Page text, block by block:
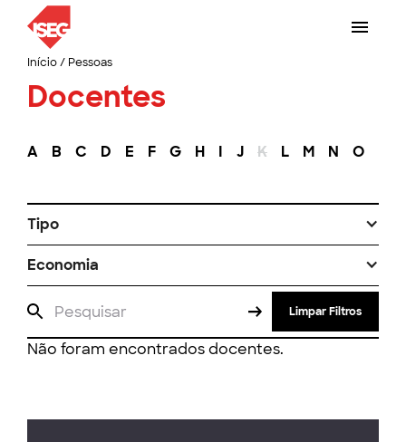
Início/ Pessoas
Docentes
A B C D E F G H I J K L M N O
Tipo
Economia
Limpar Filtros
Não foram encontrados docentes.